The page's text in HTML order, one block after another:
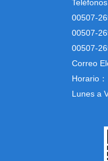
Teléfonos
00507-
00507-
00507-
Correo
Horario：
Lunes a